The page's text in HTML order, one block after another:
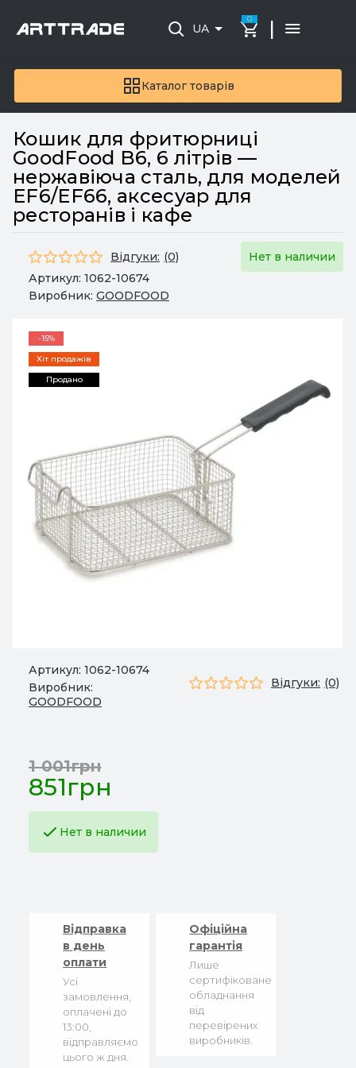
Каталог товарів
UA
0 |
Кошик для фритюрниці
GoodFood B6, 6 літрів —
нержавіюча сталь, для моделей
EF6/EF66, аксесуар для
ресторанів і кафе
Відгуки: (0)
Нет в наличии
Артикул: 1062-10674
Виробник: GOODFOOD
-15%
Хіт продажів
Продано
Артикул: 1062-10674
Виробник:
GOODFOOD
Відгуки: (0)
851грн
1 001грн
Нет в наличии
Відправка
в день
оплати
Усі
замовлення,
оплачені до
13:00,
відправляємо
цього ж дня.
Офіційна
гарантія
Лише
сертифіковане
обладнання
від
перевірених
виробників.